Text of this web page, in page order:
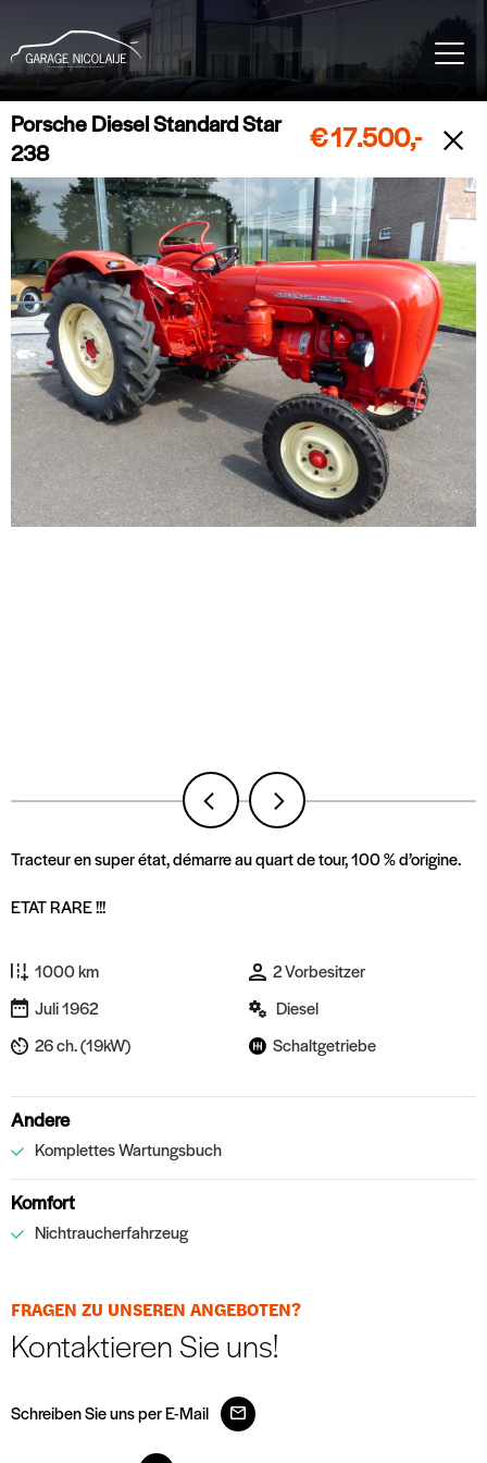
Porsche Diesel Standard Star
238
€17.500,-
Tracteur en super état, démarre au quart de tour, 100 % d’origine.
ETAT RARE !!!
1000 km
2 Vorbesitzer
Juli 1962
Diesel
26 ch. (19kW)
Schaltgetriebe
Andere
Komplettes Wartungsbuch
Komfort
Nichtraucherfahrzeug
FRAGEN ZU UNSEREN ANGEBOTEN?
Kontaktieren Sie uns!
Schreiben Sie uns per E-Mail